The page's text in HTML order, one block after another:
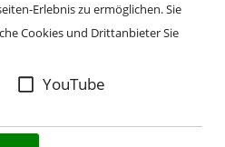
Erlebnis zu ermöglichen. Sie
Cookies und Drittanbieter Sie
YouTube